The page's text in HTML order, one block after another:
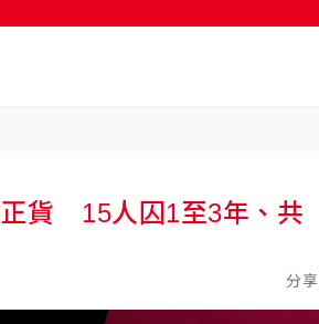
貨 15人囚1至3年、共
分享